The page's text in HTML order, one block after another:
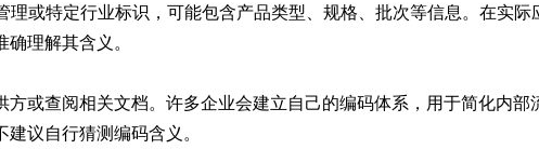
理或特定行业标识，可能包含产品类型、规格、批次等信息。在实际
理解其含义。
或查阅相关文档。许多企业会建立自己的编码体系，用于简化内部
议自行猜测编码含义。